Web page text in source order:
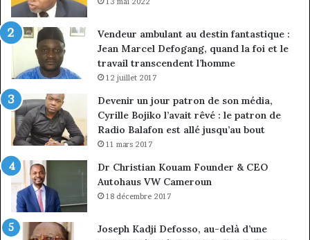
Vendeur ambulant au destin fantastique :
Jean Marcel Defogang, quand la foi et le
travail transcendent l’homme
12 juillet 2017
Devenir un jour patron de son média,
Cyrille Bojiko l’avait rêvé : le patron de
Radio Balafon est allé jusqu’au bout
11 mars 2017
Dr Christian Kouam Founder & CEO
Autohaus VW Cameroun
18 décembre 2017
Joseph Kadji Defosso, au-delà d’une